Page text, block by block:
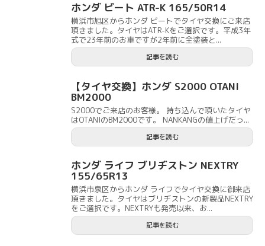
ホンダ ビート ATR-K 165/50R14
横浜市旭区からホンダ ビートでタイヤ交換にご来店
頂きました。タイヤはATR-Kをご選択です。平成3年
式で23年前のお車ですが2年前に全塗装と...
記事を読む
【タイヤ交換】ホンダ S2000 OTANI
BM2000
S2000でご来店のお客様。 持ち込んで頂いたタイヤ
はOTANIのBM2000です。 NANKANGの値上げだっ...
記事を読む
ホンダ ライフ ブリヂストン NEXTRY
155/65R13
横浜市泉区からホンダ ライフでタイヤ交換に御来店
頂きました。タイヤはブリヂストンの新製品NEXTRY
をご選択です。NEXTRYも発売以来、お...
記事を読む